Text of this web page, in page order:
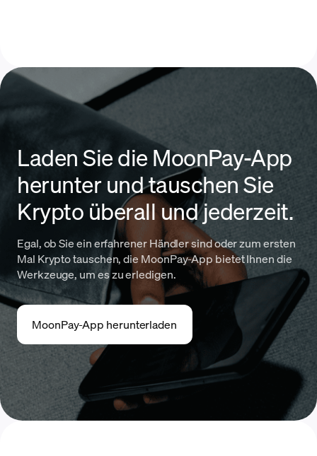
Laden Sie die MoonPay-App
herunter und tauschen Sie
Krypto überall und jederzeit.
Egal, ob Sie ein erfahrener Händler sind oder zum ersten
Mal Krypto tauschen, die MoonPay-App bietet Ihnen die
Werkzeuge, um es zu erledigen.
MoonPay-App herunterladen